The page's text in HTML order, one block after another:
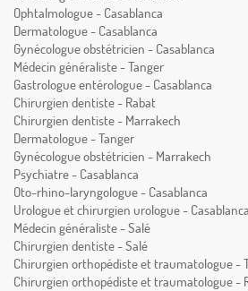
Ophtalmologue - Casablanca
Dermatologue - Casablanca
Gynécologue obstétricien - Casablanca
Médecin généraliste - Tanger
Gastrologue entérologue - Casablanca
Chirurgien dentiste - Rabat
Chirurgien dentiste - Marrakech
Dermatologue - Tanger
Gynécologue obstétricien - Marrakech
Psychiatre - Casablanca
Oto-rhino-laryngologue - Casablanca
Urologue et chirurgien urologue - Casablanca
Médecin généraliste - Salé
Chirurgien dentiste - Salé
Chirurgien orthopédiste et traumatologue -
Chirurgien orthopédiste et traumatologue -